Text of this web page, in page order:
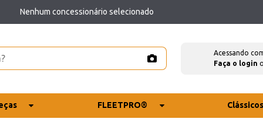
Nenhum concessionário selecionado
Acessando
Faça o login
FLEETPRO®